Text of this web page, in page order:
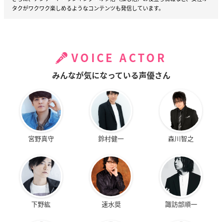
タクがワクワク楽しめるようなコンテンツも発信しています。
VOICE ACTOR
みんなが気になっている声優さん
宮野真守 鈴村健一 森川智之
下野紘 速水奨 諏訪部順一